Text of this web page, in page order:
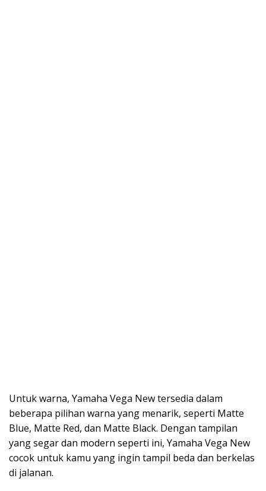
Untuk warna, Yamaha Vega New tersedia dalam
beberapa pilihan warna yang menarik, seperti Matte
Blue, Matte Red, dan Matte Black. Dengan tampilan
yang segar dan modern seperti ini, Yamaha Vega New
cocok untuk kamu yang ingin tampil beda dan berkelas
di jalanan.